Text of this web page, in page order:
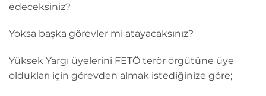
edeceksiniz?
Yoksa başka görevler mi atayacaksınız?
Yüksek Yargı üyelerini FETÖ terör örgütüne üye
oldukları için görevden almak istediğinize göre;